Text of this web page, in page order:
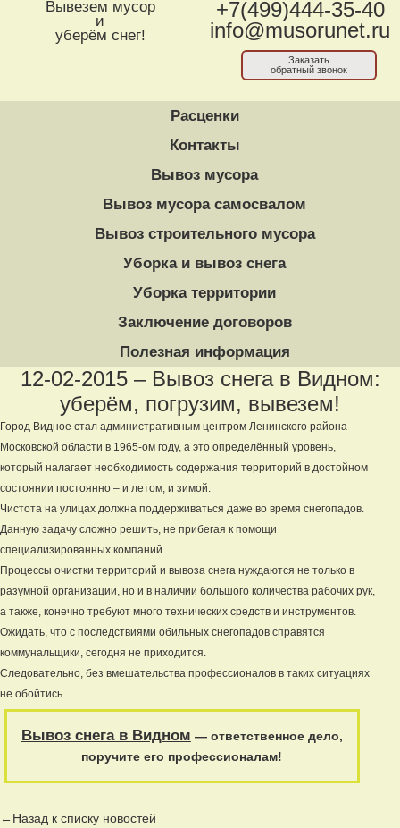
Вывезем мусор
и
уберём снег!
+7(499)444-35-40
info@musorunet.ru
Заказать
обратный звонок
Расценки
Контакты
Вывоз мусора
Вывоз мусора самосвалом
Вывоз строительного мусора
Уборка и вывоз снега
Уборка территории
Заключение договоров
Полезная информация
12-02-2015 – Вывоз снега в Видном:
уберём, погрузим, вывезем!
Город Видное стал административным центром Ленинского района
Московской области в 1965-ом году, а это определённый уровень,
который налагает необходимость содержания территорий в достойном
состоянии постоянно – и летом, и зимой.
Чистота на улицах должна поддерживаться даже во время снегопадов.
Данную задачу сложно решить, не прибегая к помощи
специализированных компаний.
Процессы очистки территорий и вывоза снега нуждаются не только в
разумной организации, но и в наличии большого количества рабочих рук,
а также, конечно требуют много технических средств и инструментов.
Ожидать, что с последствиями обильных снегопадов справятся
коммунальщики, сегодня не приходится.
Следовательно, без вмешательства профессионалов в таких ситуациях
не обойтись.
Вывоз снега в Видном — ответственное дело,
поручите его профессионалам!
←Назад к списку новостей